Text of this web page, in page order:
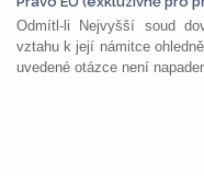
Odmítl-li Nejvyšší soud
vztahu k její námitce
uvedené otázce není